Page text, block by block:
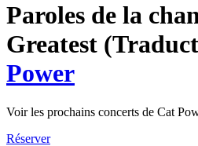
Paroles de la
Greatest
Power
Voir les prochains concerts de Cat
Réserver